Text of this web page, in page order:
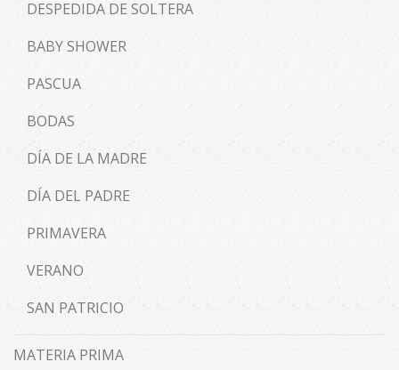
DESPEDIDA DE SOLTERA
BABY SHOWER
PASCUA
BODAS
DÍA DE LA MADRE
DÍA DEL PADRE
PRIMAVERA
VERANO
SAN PATRICIO
MATERIA PRIMA